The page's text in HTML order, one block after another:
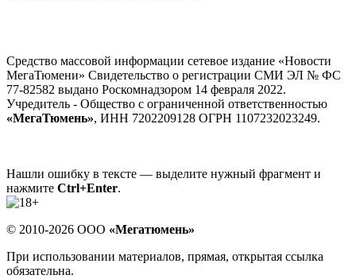
Средство массовой информации сетевое издание «Новости
МегаТюмени» Свидетельство о регистрации СМИ ЭЛ № ФС
77-82582 выдано Роскомнадзором 14 февраля 2022.
Учредитель - Общество с ограниченной ответственностью
«МегаТюмень», ИНН 7202209128 ОГРН 1107232023249.
Нашли ошибку в тексте — выделите нужный фрагмент и
нажмите Ctrl+Enter.
© 2010-2026 ООО «Мегатюмень»
При использовании материалов, прямая, открытая ссылка
обязательна.